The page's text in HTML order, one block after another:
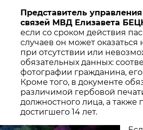
Представитель
связей МВД Елизавета
если со сроком действия
случаев он может
при отсутствии или
обязательных данных:
фотографии гражданина,
Кроме того, в документе
различимой гербовой
должностного лица, а также
достигшего 14 лет.